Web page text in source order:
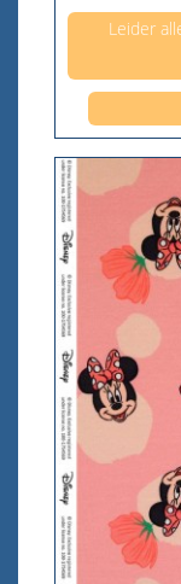
Leider